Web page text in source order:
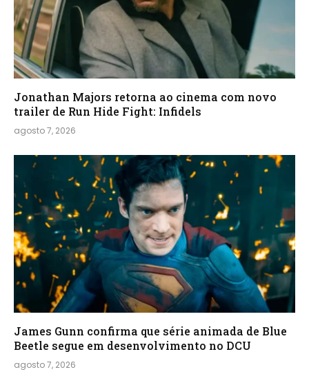
Jonathan Majors retorna ao cinema com novo
trailer de Run Hide Fight: Infidels
agosto 7, 2026
James Gunn confirma que série animada de Blue
Beetle segue em desenvolvimento no DCU
agosto 7, 2026